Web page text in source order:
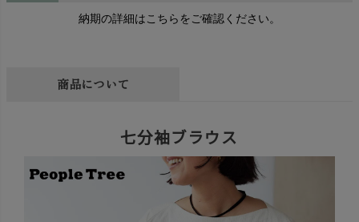
納期の詳細はこちらをご確認ください。
商品について
七分袖ブラウス